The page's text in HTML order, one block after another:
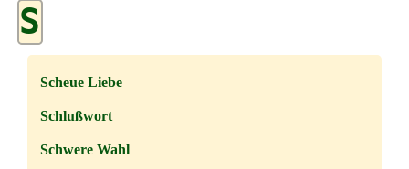
S
Scheue Liebe
Schlußwort
Schwere Wahl